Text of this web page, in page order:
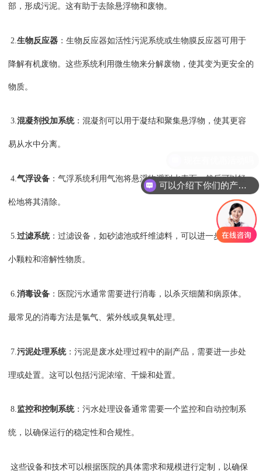
部，形成污泥。这有助于去除悬浮物和废物。
2. 生物反应器 ：生物反应器如活性污泥系统或生物膜反应器可用于
降解有机废物。这些系统利用微生物来分解废物，使其变为更安全的
物质。
3.混凝剂投加系统：混凝剂可以用于凝结和聚集悬浮物，使其更容
易从水中分离。
4. 气浮设备 ：气浮系统利用气泡将悬浮物浮到水表面，然后可以轻
松地将其清除。
5.过滤系统：过滤设备，如砂滤池或纤维滤料，可以进一步去除微
小颗粒和溶解性物质。
6. 消毒设备 ：医院污水通常需要进行消毒，以杀灭细菌和病原体。
最常见的消毒方法是氯气、紫外线或臭氧处理。
7. 污泥处理系统：污泥是废水处理过程中的副产品，需要进一步处
理或处置。这可以包括污泥浓缩、干燥和处置。
8.监控和控制系统：污水处理设备通常需要一个监控和自动控制系
统，以确保运行的稳定性和合规性。
这些设备和技术可以根据医院的具体需求和规模进行定制，以确保
可以介绍下你们的产品么